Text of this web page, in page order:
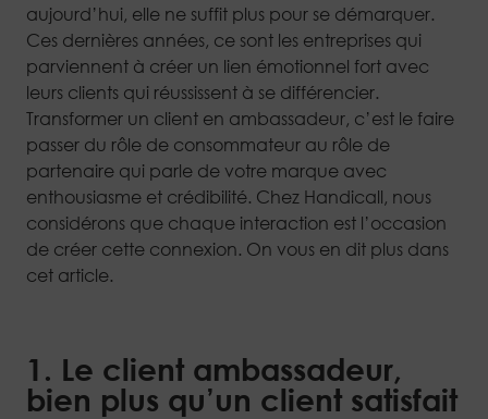
aujourd’hui, elle ne suffit plus pour se démarquer.
Ces dernières années, ce sont les entreprises qui
parviennent à créer un lien émotionnel fort avec
leurs clients qui réussissent à se différencier.
Transformer un client en ambassadeur, c’est le faire
passer du rôle de consommateur au rôle de
partenaire qui parle de votre marque avec
enthousiasme et crédibilité. Chez Handicall, nous
considérons que chaque interaction est l’occasion
de créer cette connexion. On vous en dit plus dans
cet article.
1. Le client ambassadeur,
bien plus qu’un client satisfait